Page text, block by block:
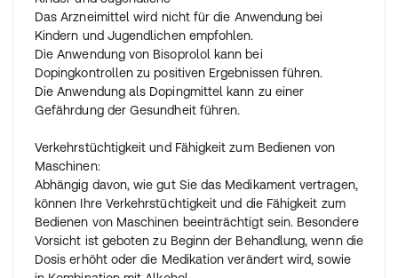
Das Arzneimittel wird nicht für die Anwendung bei
Kindern und Jugendlichen empfohlen.
Die Anwendung von Bisoprolol kann bei
Dopingkontrollen zu positiven Ergebnissen führen.
Die Anwendung als Dopingmittel kann zu einer
Gefährdung der Gesundheit führen.
Verkehrstüchtigkeit und Fähigkeit zum Bedienen von
Maschinen:
Abhängig davon, wie gut Sie das Medikament vertragen,
können Ihre Verkehrstüchtigkeit und die Fähigkeit zum
Bedienen von Maschinen beeinträchtigt sein. Besondere
Vorsicht ist geboten zu Beginn der Behandlung, wenn die
Dosis erhöht oder die Medikation verändert wird, sowie